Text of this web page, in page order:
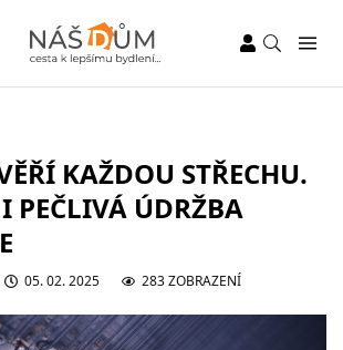
KAŽDOU STŘECHU.
PEČLIVÁ ÚDRŽBA
05. 02. 2025 283 ZOBRAZENÍ